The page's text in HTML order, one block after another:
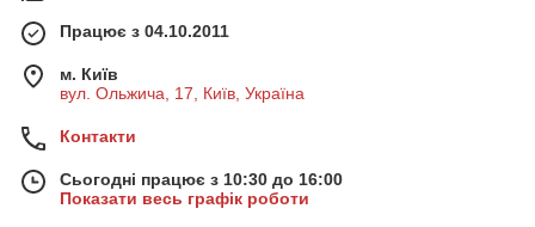
Працює з 04.10.2011
м. Київ
вул. Ольжича, 17, Київ, Україна
Контакти
Сьогодні працює з 10:30 до 16:00
Показати весь графік роботи